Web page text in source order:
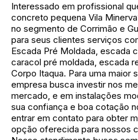
Interessado em profissional
concreto pequena Vila
no segmento de Corrimão e
para seus clientes serviços
Escada Pré Moldada, escada
caracol pré moldada, escada
Corpo Itaqua. Para uma maior
empresa busca investir nos
mercado, e em instalações
sua confiança e boa cotação
entrar em contato para obter
opção oferecida para nossos